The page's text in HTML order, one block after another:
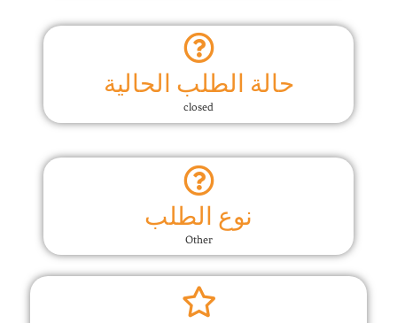
حالة الطلب الحالية
closed
نوع الطلب
Other